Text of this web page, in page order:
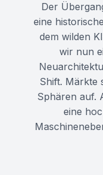
Der
eine
dem wilden
wir nun
Shift. Märkte
Sphären auf.
eine